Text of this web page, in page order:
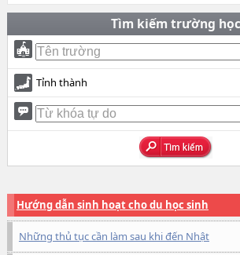
Tìm kiếm trường học
Tỉnh thành
Hướng dẫn sinh hoạt cho du học sinh
Những thủ tục cần làm sau khi đến Nhật